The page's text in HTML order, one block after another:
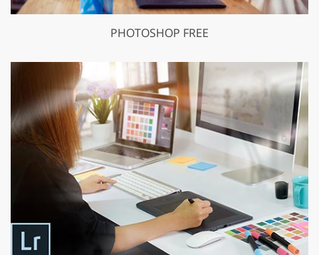
PHOTOSHOP FREE